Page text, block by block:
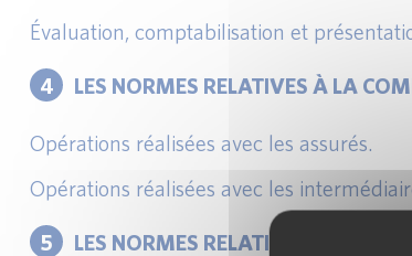
Évaluation, comptabilisation et
4 LES NORMES RELATIVES À LA
Opérations réalisées avec les assurés.
Opérations réalisées avec les
5 LES NORMES RELATIVES À LA